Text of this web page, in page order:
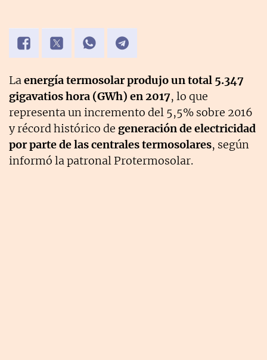
La energía termosolar produjo un total 5.347
gigavatios hora (GWh) en 2017, lo que
representa un incremento del 5,5% sobre 2016
y récord histórico de generación de electricidad
por parte de las centrales termosolares, según
informó la patronal Protermosolar.